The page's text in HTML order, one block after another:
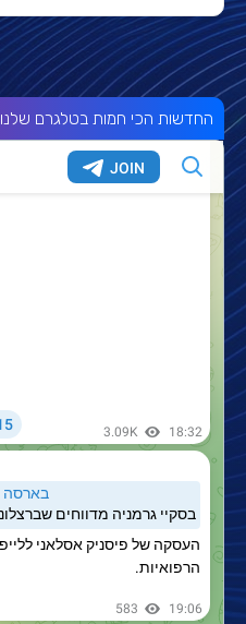
החדשות הכי חמות בטלגרם שלנו